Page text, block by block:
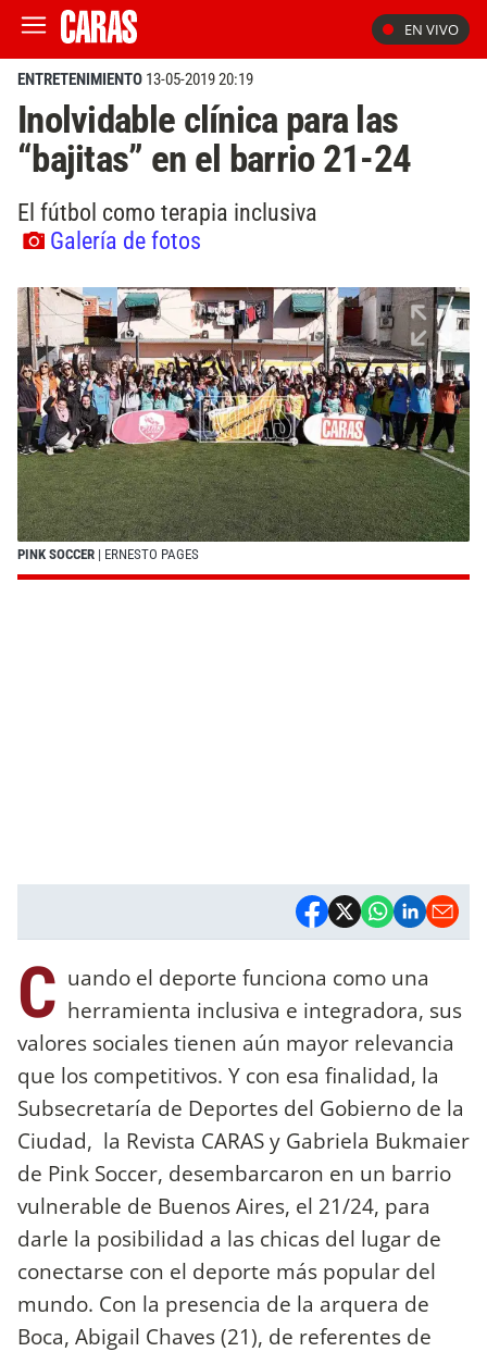
EN VIVO
ENTRETENIMIENTO 13-05-2019 20:19
Inolvidable clínica para las
“bajitas” en el barrio 21-24
El fútbol como terapia inclusiva
Galería de fotos
PINK SOCCER | ERNESTO PAGES
C uando el deporte funciona como una
herramienta inclusiva e integradora, sus
valores sociales tienen aún mayor relevancia
que los competitivos. Y con esa finalidad, la
Subsecretaría de Deportes del Gobierno de la
Ciudad, la Revista CARAS y Gabriela Bukmaier
de Pink Soccer, desembarcaron en un barrio
vulnerable de Buenos Aires, el 21/24, para
darle la posibilidad a las chicas del lugar de
conectarse con el deporte más popular del
mundo. Con la presencia de la arquera de
Boca, Abigail Chaves (21), de referentes de